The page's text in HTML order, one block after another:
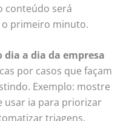
conteúdo será
primeiro minuto.
dia a dia da empresa
por casos que façam
Exemplo: mostre
usar ia para priorizar
triagens.